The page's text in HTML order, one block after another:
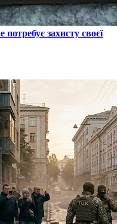
потребує захисту своєї